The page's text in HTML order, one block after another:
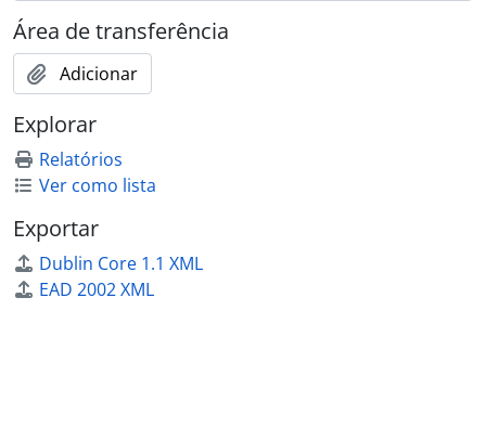
Área de transferência
Adicionar
Explorar
Relatórios
Ver como lista
Exportar
Dublin Core 1.1 XML
EAD 2002 XML